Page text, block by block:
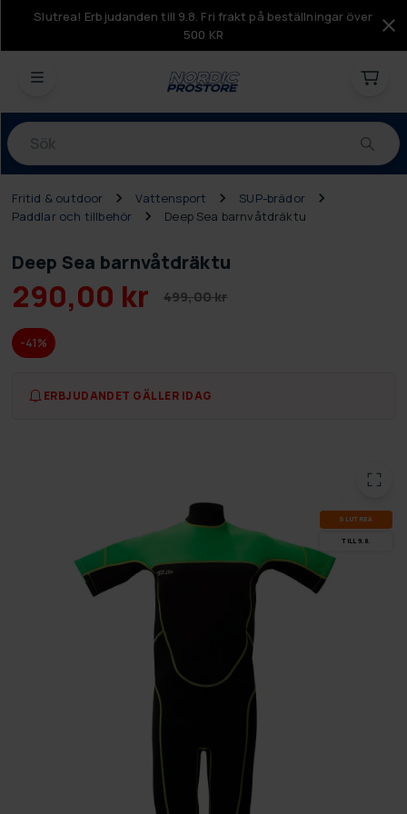
Slutrea! Erbjudanden till 9.8. Fri frakt på beställningar över
500 KR
Produkter
Fritid & outdoor Vattensport
SUP-brädor
Paddlar och tillbehör
Deep Sea barnvåtdräktu
Deep Sea barnvåtdräktu
290,00 kr 499,00 kr
-41%
ERBJUDANDET GÄLLER IDAG
SLUT­REA
TILL 9.8.